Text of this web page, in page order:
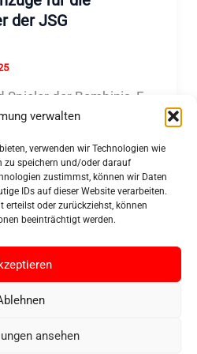
verwalten
verwenden wir Technologien wie
zu speichern und/oder darauf
zustimmst, können wir Daten
IDs auf dieser Website verarbeiten.
oder zurückziehst, können
beeinträchtigt werden.
ansehen
der JSG
Spieler der Bambinis, F-
der JSG E/O/Meißner
neuen Trainingsanzüge.
Abterode 1920 e.V.